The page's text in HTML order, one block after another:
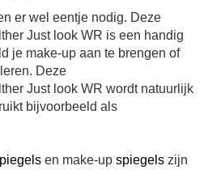
er wel eentje nodig. Deze
Just look WR is een handig
je make-up aan te brengen of
Deze
Just look WR wordt natuurlijk
bijvoorbeeld als
en make-up spiegels zijn